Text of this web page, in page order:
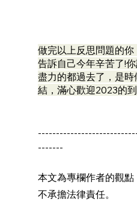
做完以上反思問題的你
告訴自己今年辛苦了!
盡力的都過去了，是
結，滿心歡迎2023的
-------
本文為專欄作者的觀點
不承擔法律責任。